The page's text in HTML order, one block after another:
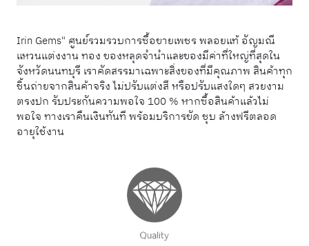
Irin Gems" ศูนย์รวมรวบการซื้อขายเพชร พลอยแท้ อัญมณี
แหวนแต่งงาน ทอง ของหลุดจำนำและของมีค่าที่ใหญ่ที่สุดใน
จังหวัดนนทบุรี เราคัดสรรมาเฉพาะสิ่งของที่มีคุณภาพ สินค้าทุก
ชิ้นถ่ายจากสินค้าจริง ไม่ปรับแต่งสี หรือปรับแสงใดๆ สวยงาม
ตรงปก รับประกันความพอใจ 100 % หากซื้อสินค้าแล้วไม่
พอใจ ทางเราคืนเงินทันที พร้อมบริการขัด ชุบ ล้างฟรีตลอด
อายุใช้งาน